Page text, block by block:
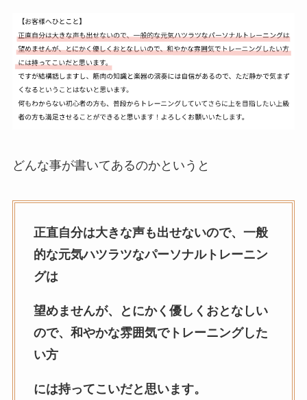
どんな事が書いてあるのかというと
正直自分は大きな声も出せないので、一般
的な元気ハツラツなパーソナルトレーニン
グは
望めませんが、とにかく優しくおとなしい
ので、和やかな雰囲気でトレーニングした
い方
には持ってこいだと思います。